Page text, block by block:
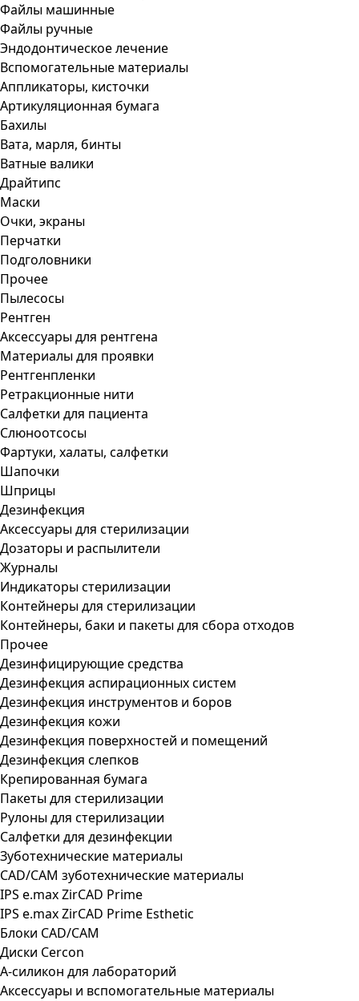
Файлы машинные
Файлы ручные
Эндодонтическое лечение
Вспомогательные материалы
Аппликаторы, кисточки
Артикуляционная бумага
Бахилы
Вата, марля, бинты
Ватные валики
Драйтипс
Маски
Очки, экраны
Перчатки
Подголовники
Прочее
Пылесосы
Рентген
Аксессуары для рентгена
Материалы для проявки
Рентгенпленки
Ретракционные нити
Салфетки для пациента
Слюноотсосы
Фартуки, халаты, салфетки
Шапочки
Шприцы
Дезинфекция
Аксессуары для стерилизации
Дозаторы и распылители
Журналы
Индикаторы стерилизации
Контейнеры для стерилизации
Контейнеры, баки и пакеты для сбора отходов
Прочее
Дезинфицирующие средства
Дезинфекция аспирационных систем
Дезинфекция инструментов и боров
Дезинфекция кожи
Дезинфекция поверхностей и помещений
Дезинфекция слепков
Крепированная бумага
Пакеты для стерилизации
Рулоны для стерилизации
Салфетки для дезинфекции
Зуботехнические материалы
CAD/CAM зуботехнические материалы
IPS e.max ZirCAD Prime
IPS e.max ZirCAD Prime Esthetic
Блоки CAD/CAM
Диски Cercon
А-силикон для лабораторий
Аксессуары и вспомогательные материалы